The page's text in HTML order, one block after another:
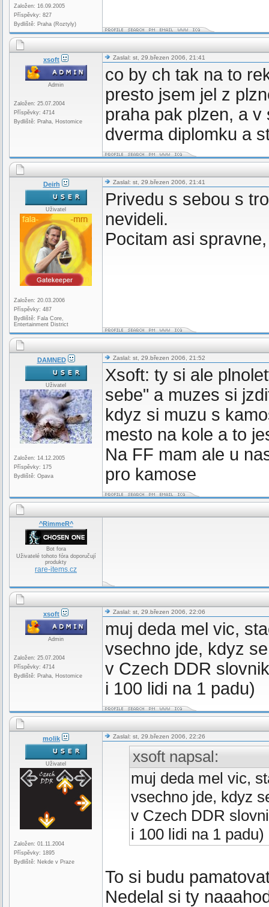
Založen: 16.09.2005
Příspěvky: 827
Bydliště: Praha (Roztyly)
xsoft
Admin
Založen: 25.07.2004
Příspěvky: 4714
Bydliště: Praha, Hostomice
Zaslal: st, 29.březen 2006, 21:41
co by ch tak na to
presto jsem jel z
praha pak plzen, a
dverma diplomku a
Deirh
Uživatel
Založen: 20.03.2006
Příspěvky: 487
Bydliště: Fala Core,
Entertainment District
Zaslal: st, 29.březen 2006, 21:41
Privedu s sebou s
nevideli.
Pocitam asi
DAMNED
Uživatel
Založen: 14.12.2005
Příspěvky: 175
Bydliště: Opava
Zaslal: st, 29.březen 2006, 21:52
Xsoft: ty si ale
sebe" a muzes si
kdyz si muzu s
mesto na kole a to
Na FF mam ale u
pro kamose
^RimmeR^
Bot fora
Uživatelé tohoto fóra doporučují
produkty
rare-items.cz
xsoft
Admin
Založen: 25.07.2004
Příspěvky: 4714
Bydliště: Praha, Hostomice
Zaslal: st, 29.březen 2006, 22:06
muj deda mel vic,
vsechno jde, kdyz
v Czech DDR
i 100 lidi na 1 padu)
molik
Uživatel
Založen: 01.11.2004
Příspěvky: 1895
Bydliště: Nekde v Praze
Zaslal: st, 29.březen 2006, 22:26
xsoft napsal:
muj deda mel vic,
vsechno jde, kdyz
v Czech DDR
i 100 lidi na 1 padu)
To si budu
Nedelal si ty